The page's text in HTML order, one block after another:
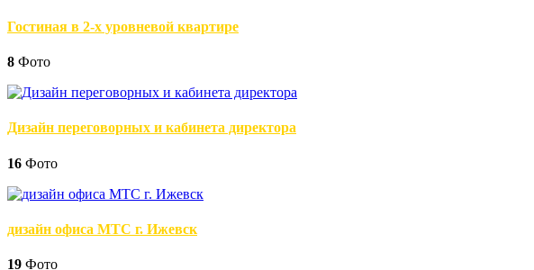
Гостиная в 2-х уровневой квартире
8 Фото
Дизайн переговорных и кабинета директора
16 Фото
дизайн офиса МТС г. Ижевск
19 Фото